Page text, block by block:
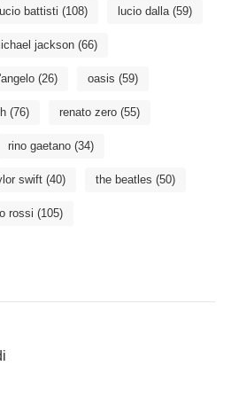
lucio battisti (108) lucio dalla(59)
jackson(66)
(26) oasis (59)
(76) renato zero(55)
rino gaetano(34)
swift(40) the beatles (50)
rossi (105)